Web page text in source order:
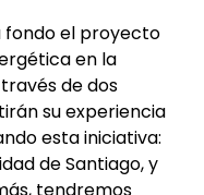
fondo el proyecto
en la
través de dos
su experiencia
esta iniciativa:
de Santiago, y